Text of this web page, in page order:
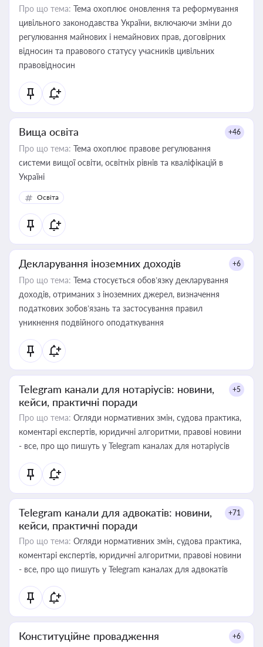
Про що тема: Тема охоплює оновлення та реформування
цивільного законодавства України, включаючи зміни до
регулювання майнових і немайнових прав, договірних
відносин та правового статусу учасників цивільних
правовідносин
Вища освіта +46
Про що тема: Тема охоплює правове регулювання
системи вищої освіти, освітніх рівнів та кваліфікацій в
Україні
Освіта
Декларування іноземних доходів +6
Про що тема: Тема стосується обов’язку декларування
доходів, отриманих з іноземних джерел, визначення
податкових зобов’язань та застосування правил
уникнення подвійного оподаткування
Telegram канали для нотаріусів: новини,
кейси, практичні поради
+5
Про що тема: Огляди нормативних змін, судова практика,
коментарі експертів, юридичні алгоритми, правові новини
- все, про що пишуть у Telegram каналах для нотаріусів
Telegram канали для адвокатів: новини,
кейси, практичні поради
+71
Про що тема: Огляди нормативних змін, судова практика,
коментарі експертів, юридичні алгоритми, правові новини
- все, про що пишуть у Telegram каналах для адвокатів
Конституційне провадження +6